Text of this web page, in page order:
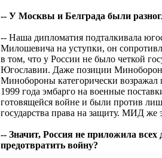
-- У Москвы и Белграда были
-- Наша дипломатия подталкивала
Милошевича на уступки, он
в том, что у России не было четкой
Югославии. Даже позиции
Минобороны категорически возражал
1999 года эмбарго на военные
готовящейся войне и были против
государства права на защиту. МИД же
-- Значит, Россия не приложила
предотвратить войну?